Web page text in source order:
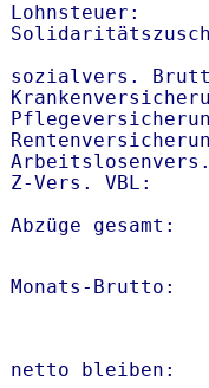
Lohnsteuer:
sozialvers.
Z-Vers. VBL:
Abzüge
Monats-
netto